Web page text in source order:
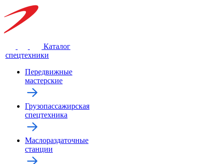
Каталог
спецтехники
Передвижные
мастерские
Грузопассажирская
спецтехника
Маслораздаточные
станции